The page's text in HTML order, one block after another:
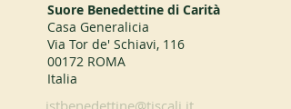
Suore Benedettine di Carità
Casa Generalicia
Via Tor de' Schiavi, 116
00172 ROMA
Italia
istbenedettine@tiscali.it